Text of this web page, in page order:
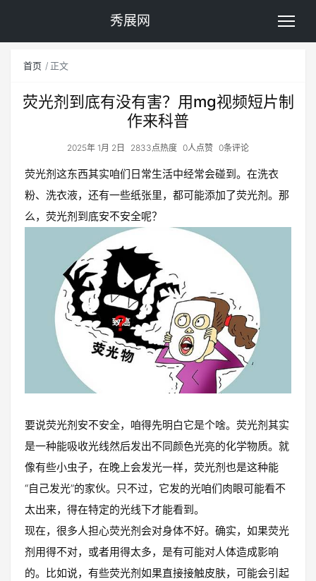
秀展网
首页 正文
荧光剂到底有没有害？用mg视频短片制
作来科普
2025年 1月 2日 2833点热度 0人点赞 0条评论
荧光剂这东西其实咱们日常生活中经常会碰到。在洗衣
粉、洗衣液，还有一些纸张里，都可能添加了荧光剂。那
么，荧光剂到底安不安全呢？
要说荧光剂安不安全，咱得先明白它是个啥。荧光剂其实
是一种能吸收光线然后发出不同颜色光亮的化学物质。就
像有些小虫子，在晚上会发光一样，荧光剂也是这种能
“自己发光”的家伙。只不过，它发的光咱们肉眼可能看不
太出来，得在特定的光线下才能看到。
现在，很多人担心荧光剂会对身体不好。确实，如果荧光
剂用得不对，或者用得太多，是有可能对人体造成影响
的。比如说，有些荧光剂如果直接接触皮肤，可能会引起